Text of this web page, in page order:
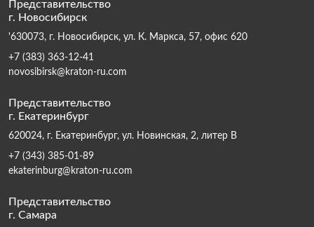
Представительство
г. Новосибирск
'630073, г. Новосибирск, ул. К. Маркса, 57, офис 620
+7 (383) 363-12-41
novosibirsk@kraton-ru.com
Представительство
г. Екатеринбург
620024, г. Екатеринбург, ул. Новинская, 2, литер В
+7 (343) 385-01-89
ekaterinburg@kraton-ru.com
Представительство
г. Самара